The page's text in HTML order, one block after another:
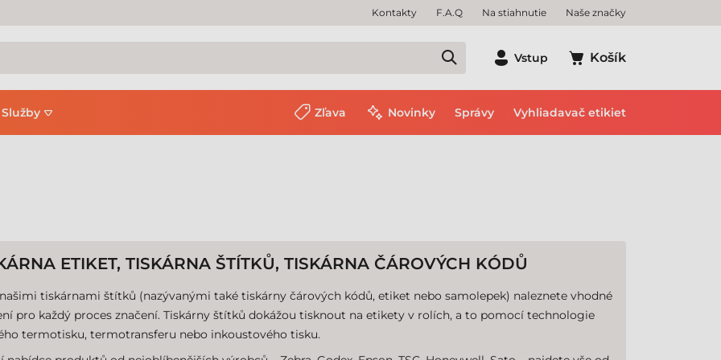
Kontakty F.A.Q Na stiahnutie Naše značky
Vstup Košík
Služby Zľava Novinky Správy Vyhliadavač etikiet
ETIKET, TISKÁRNA ŠTÍTKŮ, TISKÁRNA ČÁROVÝCH KÓDŮ
tiskárnami štítků (nazývanými také tiskárny čárových kódů, etiket nebo samolepek) naleznete vhodné
pro každý proces značení. Tiskárny štítků dokážou tisknout na etikety v rolích, a to pomocí technologie
termotisku, termotransferu nebo inkoustového tisku.